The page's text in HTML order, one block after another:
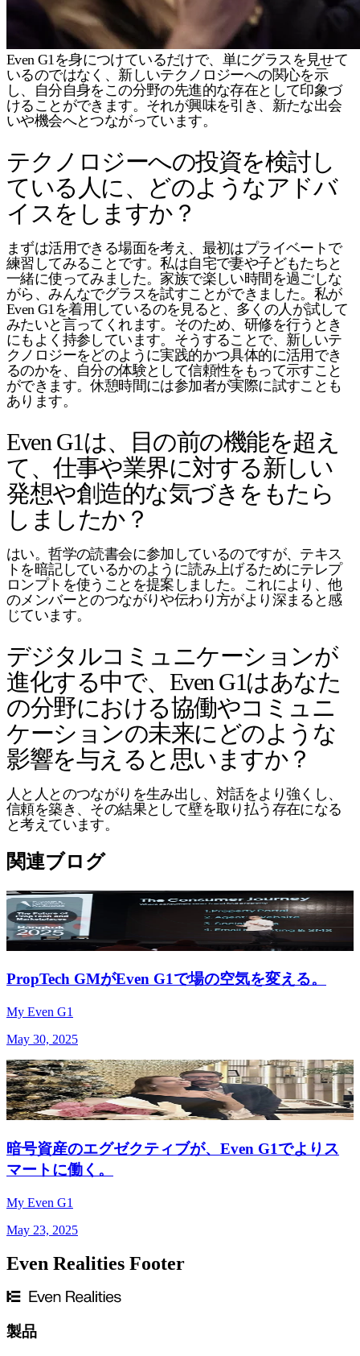
Even G1を身につけているだけで、単にグラスを見せて
いるのではなく、新しいテクノロジーへの関心を示
し、自分自身をこの分野の先進的な存在として印象づ
けることができます。それが興味を引き、新たな出会
いや機会へとつながっています。
テクノロジーへの投資を検討し
ている人に、どのようなアドバ
イスをしますか？
まずは活用できる場面を考え、最初はプライベートで
練習してみることです。私は自宅で妻や子どもたちと
一緒に使ってみました。家族で楽しい時間を過ごしな
がら、みんなでグラスを試すことができました。私が
Even G1を着用しているのを見ると、多くの人が試して
みたいと言ってくれます。そのため、研修を行うとき
にもよく持参しています。そうすることで、新しいテ
クノロジーをどのように実践的かつ具体的に活用でき
るのかを、自分の体験として信頼性をもって示すこと
ができます。休憩時間には参加者が実際に試すことも
あります。
Even G1は、目の前の機能を超え
て、仕事や業界に対する新しい
発想や創造的な気づきをもたら
しましたか？
はい。哲学の読書会に参加しているのですが、テキス
トを暗記しているかのように読み上げるためにテレプ
ロンプトを使うことを提案しました。これにより、他
のメンバーとのつながりや伝わり方がより深まると感
じています。
デジタルコミュニケーションが
進化する中で、Even G1はあなた
の分野における協働やコミュニ
ケーションの未来にどのような
影響を与えると思いますか？
人と人とのつながりを生み出し、対話をより強くし、
信頼を築き、その結果として壁を取り払う存在になる
と考えています。
関連ブログ
PropTech GMがEven G1で場の空気を変える。
My Even G1
May 30, 2025
暗号資産のエグゼクティブが、Even G1でよりス
マートに働く。
My Even G1
May 23, 2025
Even Realities Footer
製品